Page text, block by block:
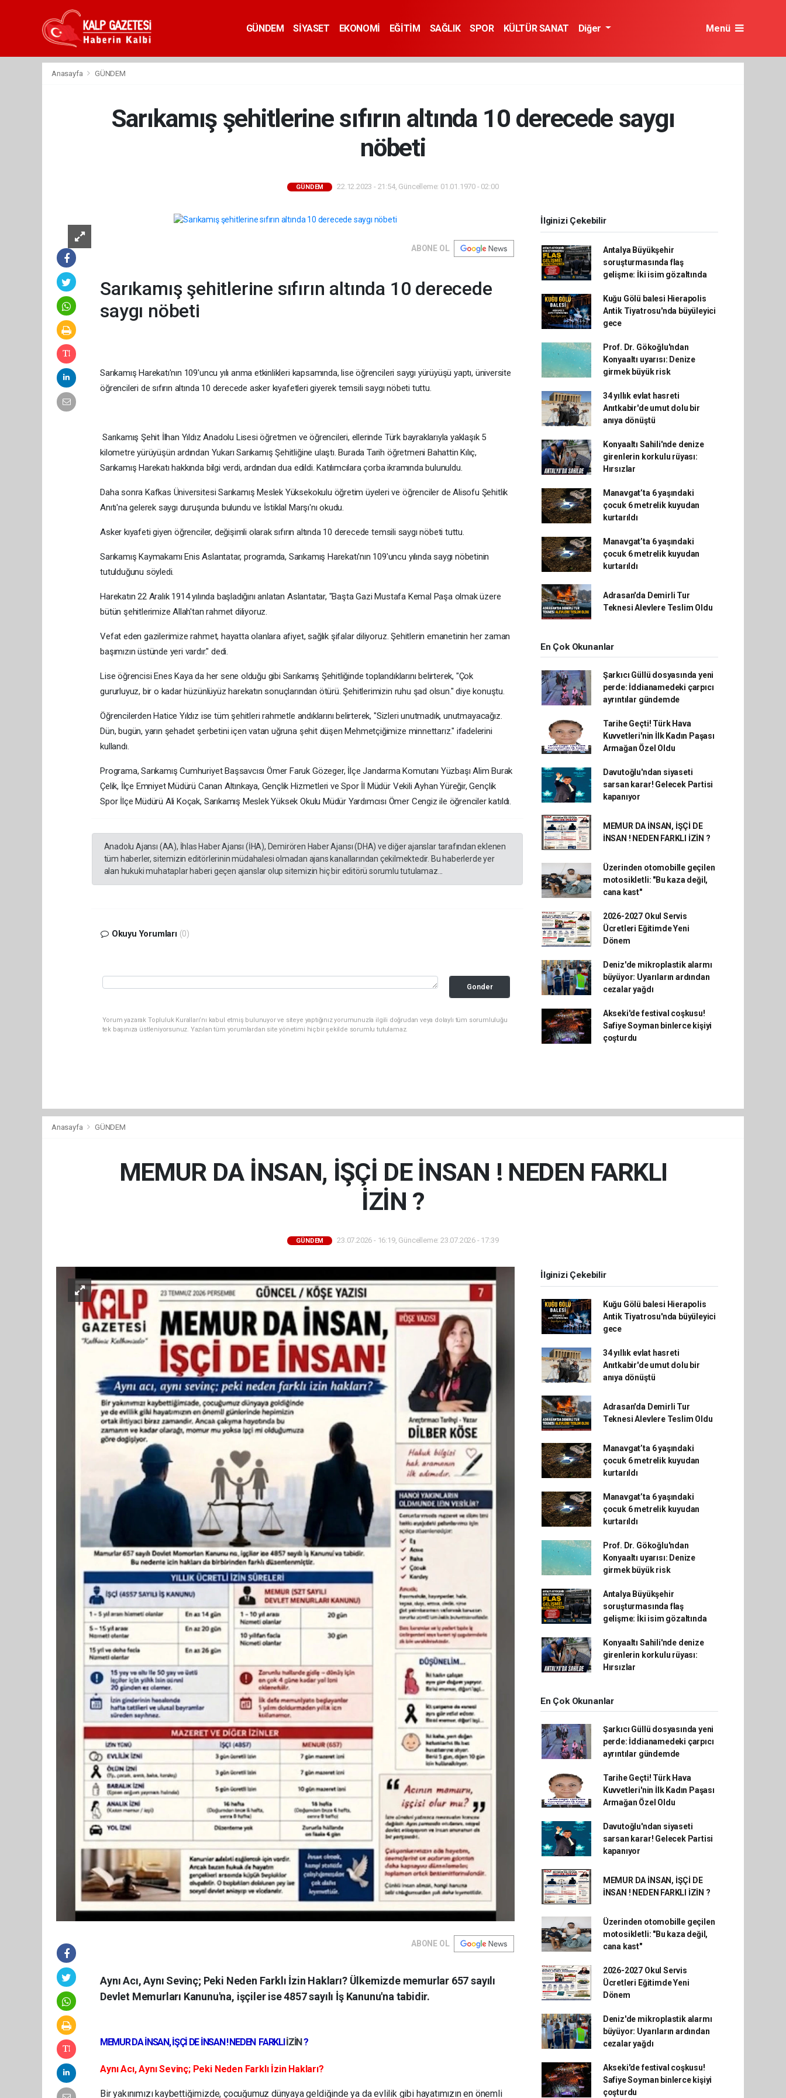
GÜNDEM SİYASET EKONOMİ EĞİTİM SAĞLIK SPOR KÜLTÜR SANAT Diğer Menü
Anasayfa GÜNDEM
Sarıkamış şehitlerine sıfırın altında 10 derecede saygı
nöbeti
GÜNDEM 22.12.2023 - 21:54, Güncelleme: 01.01.1970 - 02:00
ABONE OL
Sarıkamış şehitlerine sıfırın altında 10 derecede
saygı nöbeti
Sarıkamış Harekatı'nın 109'uncu yılı anma etkinlikleri kapsamında, lise öğrencileri saygı yürüyüşü yaptı, üniversite
öğrencileri de sıfırın altında 10 derecede asker kıyafetleri giyerek temsili saygı nöbeti tuttu.
Sarıkamış Şehit İlhan Yıldız Anadolu Lisesi öğretmen ve öğrencileri, ellerinde Türk bayraklarıyla yaklaşık 5
kilometre yürüyüşün ardından Yukarı Sarıkamış Şehitliğine ulaştı. Burada Tarih öğretmeni Bahattin Kılıç,
Sarıkamış Harekatı hakkında bilgi verdi, ardından dua edildi. Katılımcılara çorba ikramında bulunuldu.
Daha sonra Kafkas Üniversitesi Sarıkamış Meslek Yüksekokulu öğretim üyeleri ve öğrenciler de Alisofu Şehitlik
Anıtı'na gelerek saygı duruşunda bulundu ve İstiklal Marşı'nı okudu.
Asker kıyafeti giyen öğrenciler, değişimli olarak sıfırın altında 10 derecede temsili saygı nöbeti tuttu.
Sarıkamış Kaymakamı Enis Aslantatar, programda, Sarıkamış Harekatı'nın 109'uncu yılında saygı nöbetinin
tutulduğunu söyledi.
Harekatın 22 Aralık 1914 yılında başladığını anlatan Aslantatar, "Başta Gazi Mustafa Kemal Paşa olmak üzere
bütün şehitlerimize Allah'tan rahmet diliyoruz.
Vefat eden gazilerimize rahmet, hayatta olanlara afiyet, sağlık şifalar diliyoruz. Şehitlerin emanetinin her zaman
başımızın üstünde yeri vardır." dedi.
Lise öğrencisi Enes Kaya da her sene olduğu gibi Sarıkamış Şehitliğinde toplandıklarını belirterek, "Çok
gururluyuz, bir o kadar hüzünlüyüz harekatın sonuçlarından ötürü. Şehitlerimizin ruhu şad olsun." diye konuştu.
Öğrencilerden Hatice Yıldız ise tüm şehitleri rahmetle andıklarını belirterek, "Sizleri unutmadık, unutmayacağız.
Dün, bugün, yarın şehadet şerbetini içen vatan uğruna şehit düşen Mehmetçiğimize minnettarız." ifadelerini
kullandı.
Programa, Sarıkamış Cumhuriyet Başsavcısı Ömer Faruk Gözeger, İlçe Jandarma Komutanı Yüzbaşı Alim Burak
Çelik, İlçe Emniyet Müdürü Canan Altınkaya, Gençlik Hizmetleri ve Spor İl Müdür Vekili Ayhan Yüreğir, Gençlik
Spor İlçe Müdürü Ali Koçak, Sarıkamış Meslek Yüksek Okulu Müdür Yardımcısı Ömer Cengiz ile öğrenciler katıldı.
Anadolu Ajansı (AA), İhlas Haber Ajansı (İHA), Demirören Haber Ajansı (DHA) ve diğer ajanslar tarafından eklenen
tüm haberler, sitemizin editörlerinin müdahalesi olmadan ajans kanallarından çekilmektedir. Bu haberlerde yer
alan hukuki muhataplar haberi geçen ajanslar olup sitemizin hiç bir editörü sorumlu tutulamaz...
Okuyu Yorumları (0)
Gonder
Yorum yazarak Topluluk Kuralları’nı kabul etmiş bulunuyor ve siteye yaptığınız yorumunuzla ilgili doğrudan veya dolaylı tüm sorumluluğu
tek başınıza üstleniyorsunuz. Yazılan tüm yorumlardan site yönetimi hiçbir şekilde sorumlu tutulamaz.
İlginizi Çekebilir
Antalya Büyükşehir
soruşturmasında flaş
gelişme: İki isim gözaltında
Kuğu Gölü balesi Hierapolis
Antik Tiyatrosu'nda büyüleyici
gece
Prof. Dr. Gökoğlu'ndan
Konyaaltı uyarısı: Denize
girmek büyük risk
34 yıllık evlat hasreti
Anıtkabir'de umut dolu bir
anıya dönüştü
Konyaaltı Sahili'nde denize
girenlerin korkulu rüyası:
Hırsızlar
Manavgat’ta 6 yaşındaki
çocuk 6 metrelik kuyudan
kurtarıldı
Manavgat’ta 6 yaşındaki
çocuk 6 metrelik kuyudan
kurtarıldı
Adrasan'da Demirli Tur
Teknesi Alevlere Teslim Oldu
En Çok Okunanlar
Şarkıcı Güllü dosyasında yeni
perde: İddianamedeki çarpıcı
ayrıntılar gündemde
Tarihe Geçti! Türk Hava
Kuvvetleri'nin İlk Kadın Paşası
Armağan Özel Oldu
Davutoğlu'ndan siyaseti
sarsan karar! Gelecek Partisi
kapanıyor
MEMUR DA İNSAN, İŞÇİ DE
İNSAN ! NEDEN FARKLI İZİN ?
Üzerinden otomobille geçilen
motosikletli: "Bu kaza değil,
cana kast"
2026-2027 Okul Servis
Ücretleri Eğitimde Yeni
Dönem
Deniz'de mikroplastik alarmı
büyüyor: Uyarıların ardından
cezalar yağdı
Akseki'de festival coşkusu!
Safiye Soyman binlerce kişiyi
çoşturdu
Anasayfa GÜNDEM
MEMUR DA İNSAN, İŞÇİ DE İNSAN ! NEDEN FARKLI
İZİN ?
GÜNDEM 23.07.2026 - 16:19, Güncelleme: 23.07.2026 - 17:39
ABONE OL
Aynı Acı, Aynı Sevinç; Peki Neden Farklı İzin Hakları? Ülkemizde memurlar 657 sayılı
Devlet Memurları Kanunu'na, işçiler ise 4857 sayılı İş Kanunu'na tabidir.
MEMUR DA İNSAN, İŞÇİ DE İNSAN ! NEDEN FARKLI İZİN ?
Aynı Acı, Aynı Sevinç; Peki Neden Farklı İzin Hakları?
Bir yakınımızı kaybettiğimizde, çocuğumuz dünyaya geldiğinde ya da evlilik gibi hayatımızın en önemli
İlginizi Çekebilir
Kuğu Gölü balesi Hierapolis
Antik Tiyatrosu'nda büyüleyici
gece
34 yıllık evlat hasreti
Anıtkabir'de umut dolu bir
anıya dönüştü
Adrasan'da Demirli Tur
Teknesi Alevlere Teslim Oldu
Manavgat’ta 6 yaşındaki
çocuk 6 metrelik kuyudan
kurtarıldı
Manavgat’ta 6 yaşındaki
çocuk 6 metrelik kuyudan
kurtarıldı
Prof. Dr. Gökoğlu'ndan
Konyaaltı uyarısı: Denize
girmek büyük risk
Antalya Büyükşehir
soruşturmasında flaş
gelişme: İki isim gözaltında
Konyaaltı Sahili'nde denize
girenlerin korkulu rüyası:
Hırsızlar
En Çok Okunanlar
Şarkıcı Güllü dosyasında yeni
perde: İddianamedeki çarpıcı
ayrıntılar gündemde
Tarihe Geçti! Türk Hava
Kuvvetleri'nin İlk Kadın Paşası
Armağan Özel Oldu
Davutoğlu'ndan siyaseti
sarsan karar! Gelecek Partisi
kapanıyor
MEMUR DA İNSAN, İŞÇİ DE
İNSAN ! NEDEN FARKLI İZİN ?
Üzerinden otomobille geçilen
motosikletli: "Bu kaza değil,
cana kast"
2026-2027 Okul Servis
Ücretleri Eğitimde Yeni
Dönem
Deniz'de mikroplastik alarmı
büyüyor: Uyarıların ardından
cezalar yağdı
Akseki'de festival coşkusu!
Safiye Soyman binlerce kişiyi
çoşturdu